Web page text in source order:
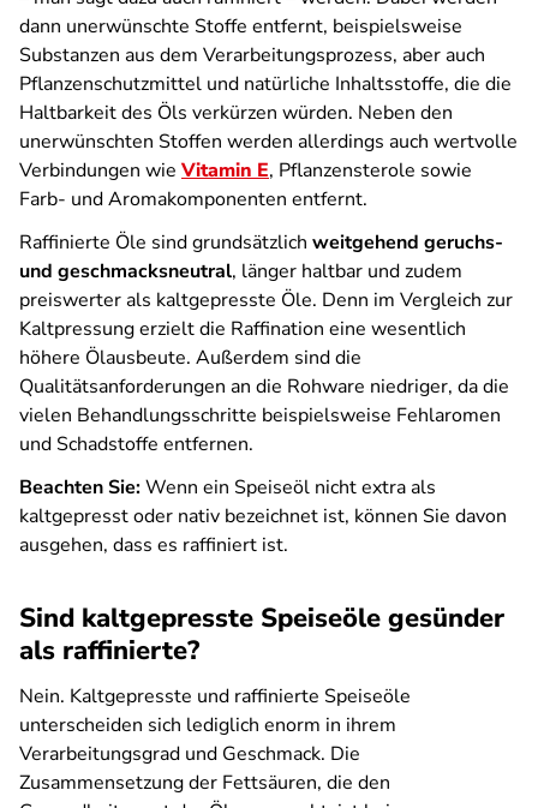
dann unerwünschte Stoffe entfernt, beispielsweise
Substanzen aus dem Verarbeitungsprozess, aber auch
Pflanzenschutzmittel und natürliche Inhaltsstoffe, die die
Haltbarkeit des Öls verkürzen würden. Neben den
unerwünschten Stoffen werden allerdings auch wertvolle
Verbindungen wie Vitamin E, Pflanzensterole sowie
Farb- und Aromakomponenten entfernt.
Raffinierte Öle sind grundsätzlich weitgehend geruchs-
und geschmacksneutral, länger haltbar und zudem
preiswerter als kaltgepresste Öle. Denn im Vergleich zur
Kaltpressung erzielt die Raffination eine wesentlich
höhere Ölausbeute. Außerdem sind die
Qualitätsanforderungen an die Rohware niedriger, da die
vielen Behandlungsschritte beispielsweise Fehlaromen
und Schadstoffe entfernen.
Beachten Sie:Wenn ein Speiseöl nicht extra als
kaltgepresst oder nativ bezeichnet ist, können Sie davon
ausgehen, dass es raffiniert ist.
Sind kaltgepresste Speiseöle gesünder
als raffinierte?
Nein. Kaltgepresste und raffinierte Speiseöle
unterscheiden sich lediglich enorm in ihrem
Verarbeitungsgrad und Geschmack. Die
Zusammensetzung der Fettsäuren, die den